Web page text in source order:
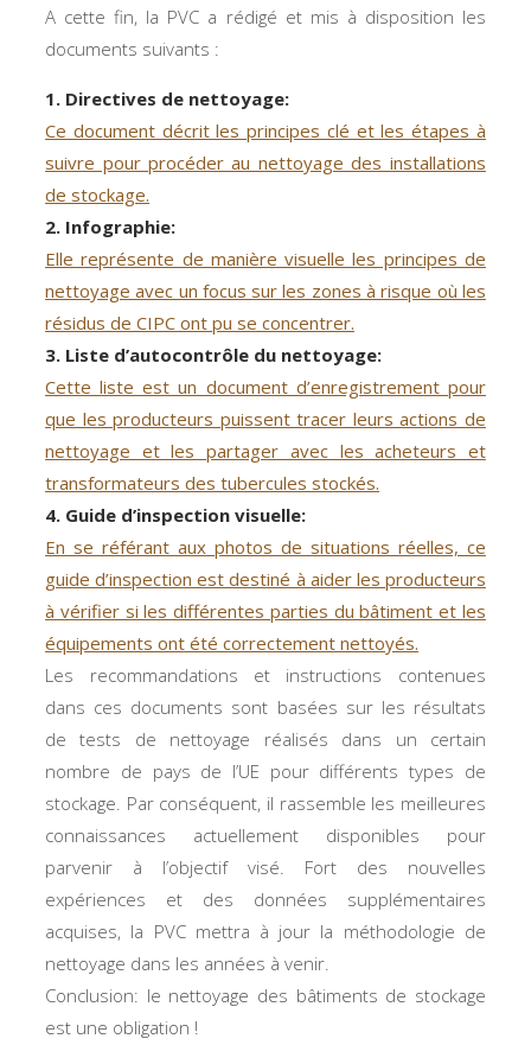
A cette fin, la PVC a rédigé et mis à disposition les
documents suivants :
1. Directives de nettoyage:
Ce document décrit les principes clé et les étapes à
suivre pour procéder au nettoyage des installations
de stockage.
2. Infographie:
Elle représente de manière visuelle les principes de
nettoyage avec un focus sur les zones à risque où les
résidus de CIPC ont pu se concentrer.
3. Liste d’autocontrôle du nettoyage:
Cette liste est un document d’enregistrement pour
que les producteurs puissent tracer leurs actions de
nettoyage et les partager avec les acheteurs et
transformateurs des tubercules stockés.
4. Guide d’inspection visuelle:
En se référant aux photos de situations réelles, ce
guide d’inspection est destiné à aider les producteurs
à vérifier si les différentes parties du bâtiment et les
équipements ont été correctement nettoyés.
Les recommandations et instructions contenues
dans ces documents sont basées sur les résultats
de tests de nettoyage réalisés dans un certain
nombre de pays de l’UE pour différents types de
stockage. Par conséquent, il rassemble les meilleures
connaissances actuellement disponibles pour
parvenir à l’objectif visé. Fort des nouvelles
expériences et des données supplémentaires
acquises, la PVC mettra à jour la méthodologie de
nettoyage dans les années à venir.
Conclusion: le nettoyage des bâtiments de stockage
est une obligation !